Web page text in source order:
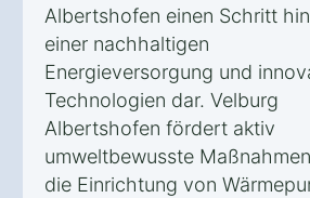
Albertshofen einen Schritt
einer nachhaltigen
Energieversorgung und
Technologien dar. Velburg
Albertshofen fördert aktiv
umweltbewusste
die Einrichtung von